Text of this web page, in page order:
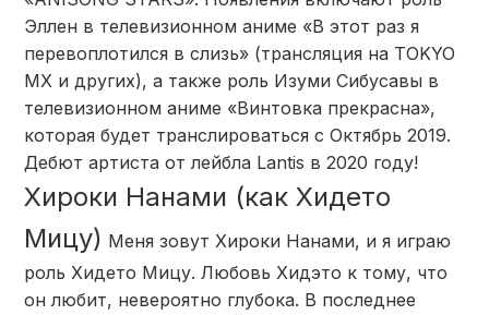
Эллен в телевизионном аниме «В этот раз я
перевоплотился в слизь» (трансляция на TOKYO
MX и других), а также роль Изуми Сибусавы в
телевизионном аниме «Винтовка прекрасна»,
которая будет транслироваться с Октябрь 2019.
Дебют артиста от лейбла Lantis в 2020 году!
Хироки Нанами (как Хидето
Мицу) Меня зовут Хироки Нанами, и я играю
роль Хидето Мицу. Любовь Хидэто к тому, что
он любит, невероятно глубока. В последнее